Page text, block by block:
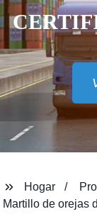
Hogar
Martillo de orejas